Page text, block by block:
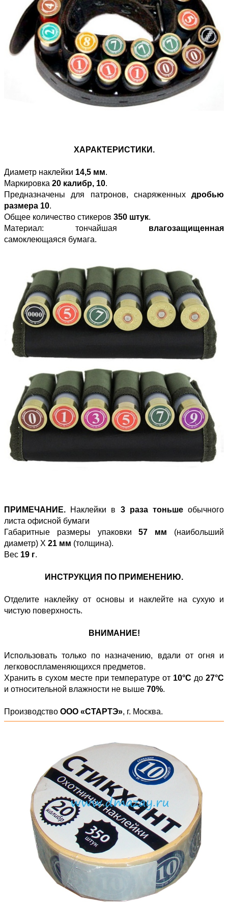
ХАРАКТЕРИСТИКИ.
Диаметр наклейки 14,5 мм.
Маркировка 20 калибр, 10.
Предназначены для патронов, снаряженных дробью
размера 10.
Общее количество стикеров 350 штук.
Материал: тончайшая влагозащищенная
самоклеющаяся бумага.
ПРИМЕЧАНИЕ. Наклейки в 3 раза тоньшеобычного
листа офисной бумаги
Габаритные размеры упаковки57 мм (наибольший
диаметр) Х 21 мм (толщина).
Вес 19 г.
ИНСТРУКЦИЯ ПО ПРИМЕНЕНИЮ.
Отделите наклейку от основы и наклейте на сухую и
чистую поверхность.
ВНИМАНИЕ!
Использовать только по назначению, вдали от огня и
легковоспламеняющихся предметов.
Хранить в сухом месте при температуре от 10°С до27°С
и относительной влажности не выше 70%.
Производство ООО «СТАРТЭ», г. Москва.